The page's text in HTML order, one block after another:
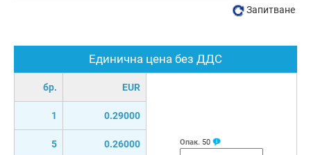
Единична цена без ДДС
бр. EUR
1 0.29000
5 0.26000 Опак. 50
Запитване